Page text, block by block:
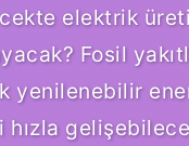
elektrik
Fosil
yenilenebilir